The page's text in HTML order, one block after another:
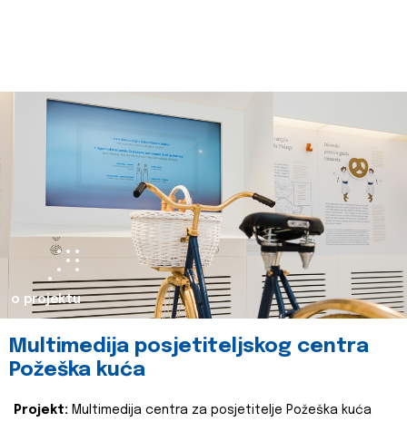
o projektu
Multimedija posjetiteljskog centra
Požeška kuća
Projekt: Multimedija centra za posjetitelje Požeška kuća